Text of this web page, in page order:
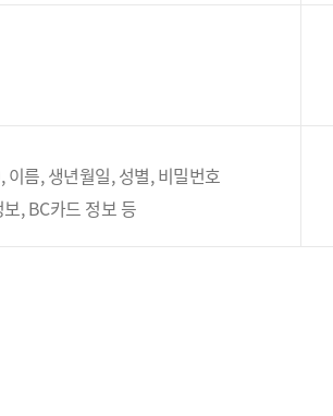
름, 생년월일, 성별, 비밀번호
, BC카드 정보 등